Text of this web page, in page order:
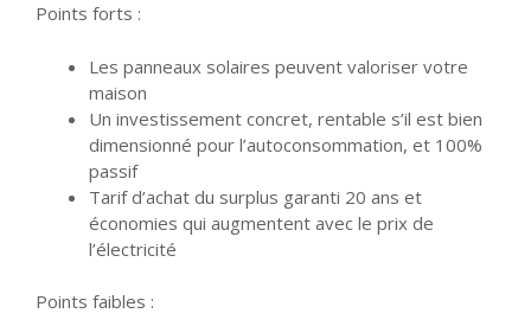
Points forts :
Les panneaux solaires peuvent valoriser votre
maison
Un investissement concret, rentable s’il est bien
dimensionné pour l’autoconsommation, et 100%
passif
Tarif d’achat du surplus garanti 20 ans et
économies qui augmentent avec le prix de
l’électricité
Points faibles :